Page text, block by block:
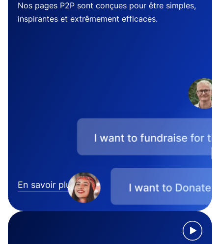
Nos pages P2P sont conçues pour être simples,
inspirantes et extrêmement efficaces.
En savoir plus